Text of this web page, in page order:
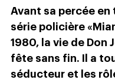
Avant sa percée en
série policière
1980, la vie de Don
fête sans fin. Il a
séducteur et les